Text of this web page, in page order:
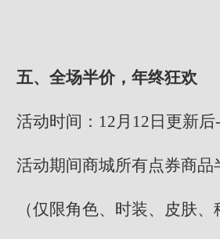
五、全场半价，年终狂欢
活动时间：12月12日更新后
活动期间商城所有点券商品
（仅限角色、时装、皮肤、